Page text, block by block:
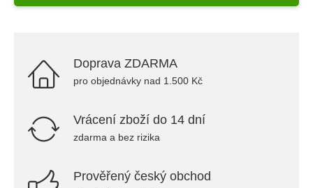
Doprava ZDARMA
pro objednávky nad 1.500 Kč
Vrácení zboží do 14 dní
zdarma a bez rizika
Prověřený český obchod